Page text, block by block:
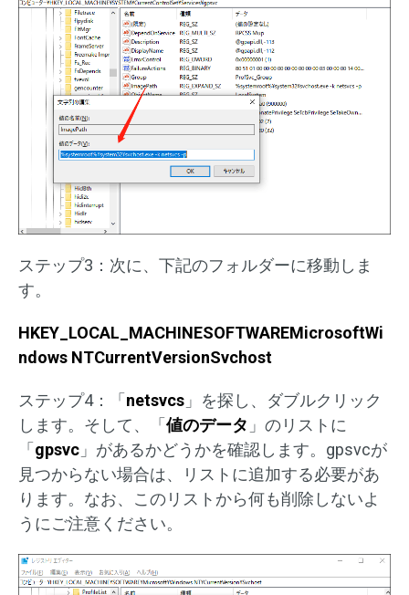
ステップ3：次に、下記のフォルダーに移動しま
す。
HKEY_LOCAL_MACHINESOFTWAREMicrosoftWi
ndows NTCurrentVersionSvchost
ステップ4：「 netsvcs 」を探し、ダブルクリック
します。そして、「 値のデータ 」のリストに
「 gpsvc 」があるかどうかを確認します。gpsvcが
見つからない場合は、リストに追加する必要があ
ります。なお、このリストから何も削除しないよ
うにご注意ください。